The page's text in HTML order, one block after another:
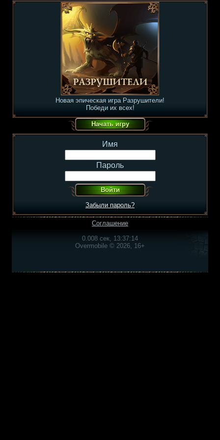
Новая эпическая игра Разрушители!
Победи их всех!
Имя
Пароль
Забыли пароль?
Соглашение
0.008 сек, 13:37:14
Overmobile © 2026, 16+